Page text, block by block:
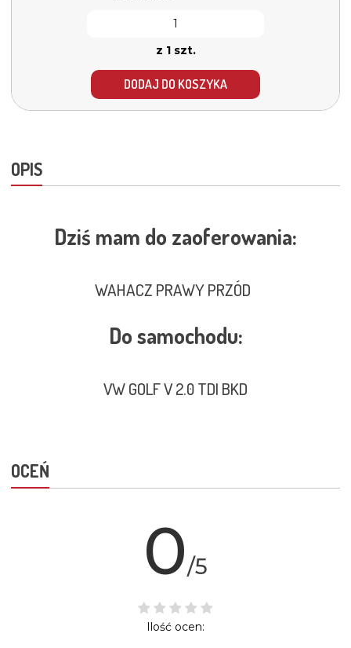
z 1 szt.
DODAJ DO KOSZYKA
OPIS
Dziś mam do zaoferowania:
WAHACZ PRAWY PRZÓD
Do samochodu:
VW GOLF V 2.0 TDI BKD
OCEŃ
0/5
Ilość ocen: